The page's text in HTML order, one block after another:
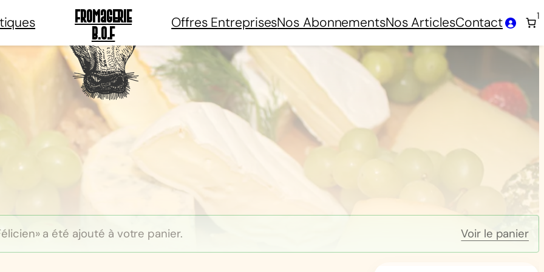
Fromagerie
B.O.F
Offres EntreprisesNos AbonnementsNos ArticlesContact 1
a été ajouté à votre panier. Voir le panier